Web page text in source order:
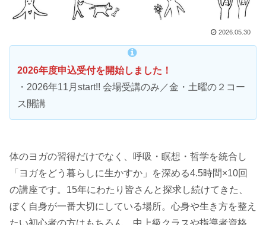
2026.05.30
2026年度申込受付を開始しました！
・2026年11月start!! 会場受講のみ／金・土曜の２コー
ス開講
体のヨガの習得だけでなく、呼吸・瞑想・哲学を統合し
「ヨガをどう暮らしに生かすか」を深める4.5時間×10回
の講座です。15年にわたり皆さんと探求し続けてきた、
ぼく自身が一番大切にしている場所。心身や生き方を整え
たい初心者の方はもちろん、中上級クラスや指導者資格